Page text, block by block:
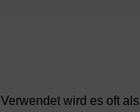
wird es oft als